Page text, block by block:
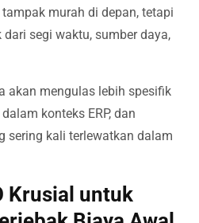
murah di depan, tetapi
segi waktu, sumber daya,
akan mengulas lebih spesifik
konteks ERP, dan
sering kali terlewatkan dalam
Krusial untuk